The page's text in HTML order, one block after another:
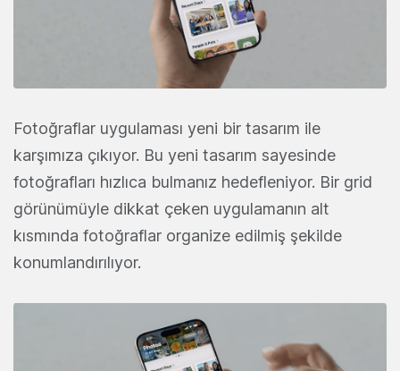
Fotoğraflar uygulaması yeni bir tasarım ile
karşımıza çıkıyor. Bu yeni tasarım sayesinde
fotoğrafları hızlıca bulmanız hedefleniyor. Bir grid
görünümüyle dikkat çeken uygulamanın alt
kısmında fotoğraflar organize edilmiş şekilde
konumlandırılıyor.